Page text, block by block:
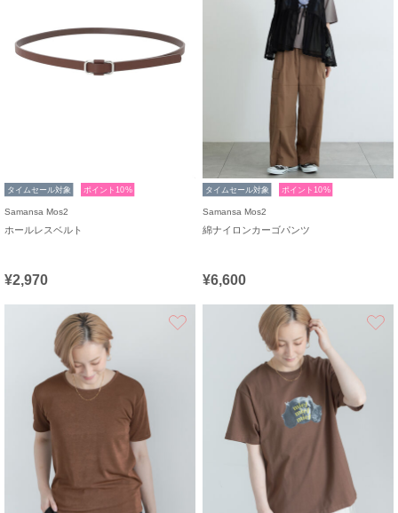
タイムセール対象 ポイント10%
Samansa Mos2
ホールレスベルト
¥2,970
タイムセール対象 ポイント10%
Samansa Mos2
綿ナイロンカーゴパンツ
¥6,600